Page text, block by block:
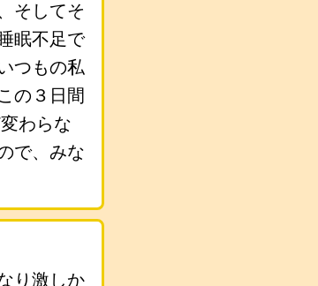
そしてそ
眠不足で
つもの私
の３日間
わらな
で、みな
り激しか